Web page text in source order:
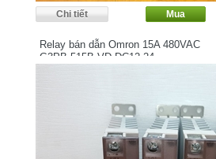
Relay bán dẫn Omron 15A 480VAC
G3PB-515B-VD DC12-24